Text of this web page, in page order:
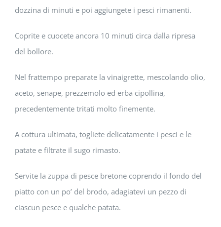
dozzina di minuti e poi aggiungete i pesci rimanenti.
Coprite e cuocete ancora 10 minuti circa dalla ripresa
del bollore.
Nel frattempo preparate la vinaigrette, mescolando olio,
aceto, senape, prezzemolo ed erba cipollina,
precedentemente tritati molto finemente.
A cottura ultimata, togliete delicatamente i pesci e le
patate e filtrate il sugo rimasto.
Servite la zuppa di pesce bretone coprendo il fondo del
piatto con un po’ del brodo, adagiatevi un pezzo di
ciascun pesce e qualche patata.